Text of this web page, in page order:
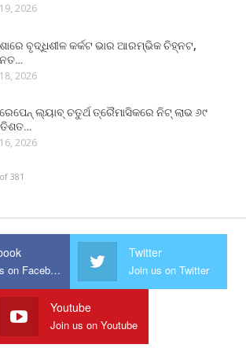
2026
ବୃଦ୍ଧିଶୀଳ କର୍କଟ ଭାର ଆରମ୍ଭିକ ଚିହ୍ନଟ,
2026
ଲ୍ୟାବ୍ ଚତୁର୍ଥ ତ୍ରୈମାସିକରେ ନିଟ୍ ଲାଭ ୬୯
2026
381
Join us on Facebook
Twitter
Join us on Twitter
Youtube
Join us on Youtube